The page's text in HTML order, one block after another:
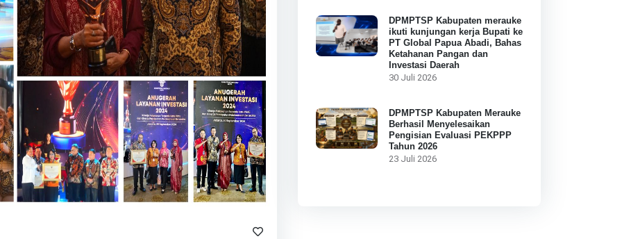
DPMPTSP Kabupaten merauke
ikuti kunjungan kerja Bupati ke
PT Global Papua Abadi, Bahas
Ketahanan Pangan dan
Investasi Daerah
30 Juli 2026
DPMPTSP Kabupaten Merauke
Berhasil Menyelesaikan
Pengisian Evaluasi PEKPPP
Tahun 2026
23 Juli 2026